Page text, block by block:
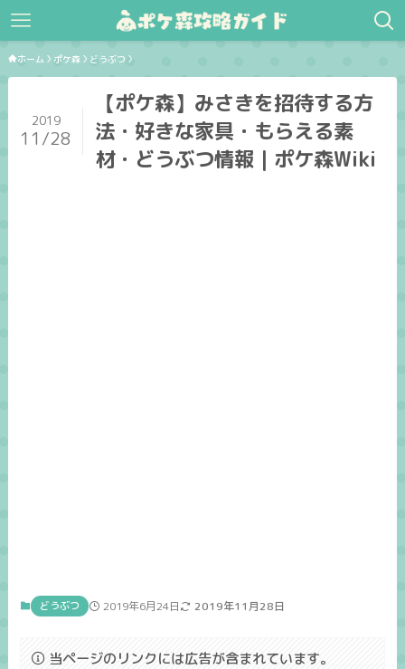
ホーム ポケ森 どうぶつ
【ポケ森】みさきを招待する方
法・好きな家具・もらえる素
材・どうぶつ情報｜ポケ森Wiki
2019
11/28
どうぶつ 2019年6月24日 2019年11月28日
当ページのリンクには広告が含まれています。